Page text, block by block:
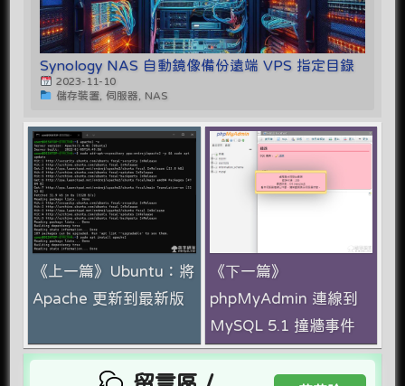
Synology NAS 自動鏡像備份遠端 VPS 指定目錄
2023-11-10
儲存裝置, 伺服器, NAS
《上一篇》Ubuntu：將
Apache 更新到最新版
《下一篇》
phpMyAdmin 連線到
MySQL 5.1 撞牆事件